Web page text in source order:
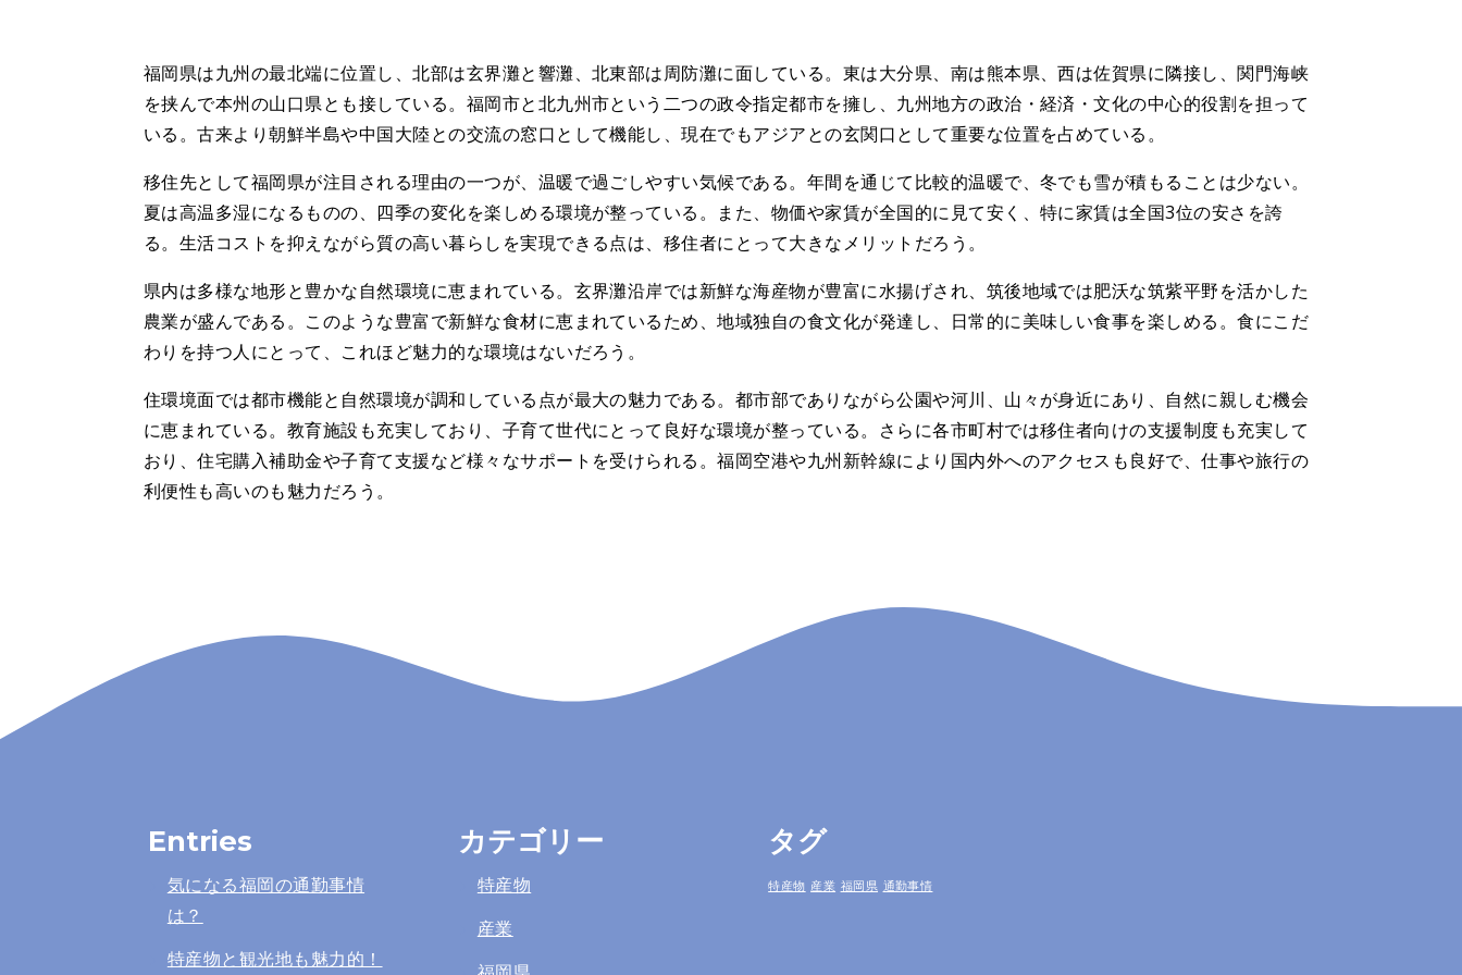
福岡県は九州の最北端に位置し、北部は玄界灘と響灘、北東部は周防灘に面している。東は大分県、南は熊本県、西は佐賀県に隣接し、関門海峡
を挟んで本州の山口県とも接している。福岡市と北九州市という二つの政令指定都市を擁し、九州地方の政治・経済・文化の中心的役割を担って
いる。古来より朝鮮半島や中国大陸との交流の窓口として機能し、現在でもアジアとの玄関口として重要な位置を占めている。
移住先として福岡県が注目される理由の一つが、温暖で過ごしやすい気候である。年間を通じて比較的温暖で、冬でも雪が積もることは少ない。
夏は高温多湿になるものの、四季の変化を楽しめる環境が整っている。また、物価や家賃が全国的に見て安く、特に家賃は全国3位の安さを誇
る。生活コストを抑えながら質の高い暮らしを実現できる点は、移住者にとって大きなメリットだろう。
県内は多様な地形と豊かな自然環境に恵まれている。玄界灘沿岸では新鮮な海産物が豊富に水揚げされ、筑後地域では肥沃な筑紫平野を活かした
農業が盛んである。このような豊富で新鮮な食材に恵まれているため、地域独自の食文化が発達し、日常的に美味しい食事を楽しめる。食にこだ
わりを持つ人にとって、これほど魅力的な環境はないだろう。
住環境面では都市機能と自然環境が調和している点が最大の魅力である。都市部でありながら公園や河川、山々が身近にあり、自然に親しむ機会
に恵まれている。教育施設も充実しており、子育て世代にとって良好な環境が整っている。さらに各市町村では移住者向けの支援制度も充実して
おり、住宅購入補助金や子育て支援など様々なサポートを受けられる。福岡空港や九州新幹線により国内外へのアクセスも良好で、仕事や旅行の
利便性も高いのも魅力だろう。
Entries
気になる福岡の通勤事情
は？
特産物と観光地も魅力的！
カテゴリー
特産物
産業
タグ
特産物 産業 福岡県 通勤事情